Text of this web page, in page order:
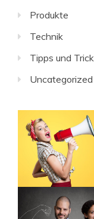
Produkte
Technik
Tipps und
Uncategorized